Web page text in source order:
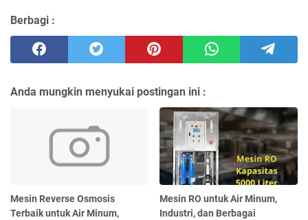
Berbagi :
Anda mungkin menyukai postingan ini :
Mesin Reverse Osmosis
Terbaik untuk Air Minum,
Mesin RO untuk Air Minum,
Industri, dan Berbagai